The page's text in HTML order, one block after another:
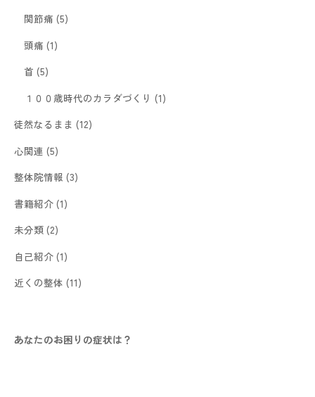
関節痛 (5)
頭痛 (1)
首 (5)
１００歳時代のカラダづくり (1)
徒然なるまま (12)
心関連 (5)
整体院情報 (3)
書籍紹介 (1)
未分類 (2)
自己紹介 (1)
近くの整体 (11)
あなたのお困りの症状は？